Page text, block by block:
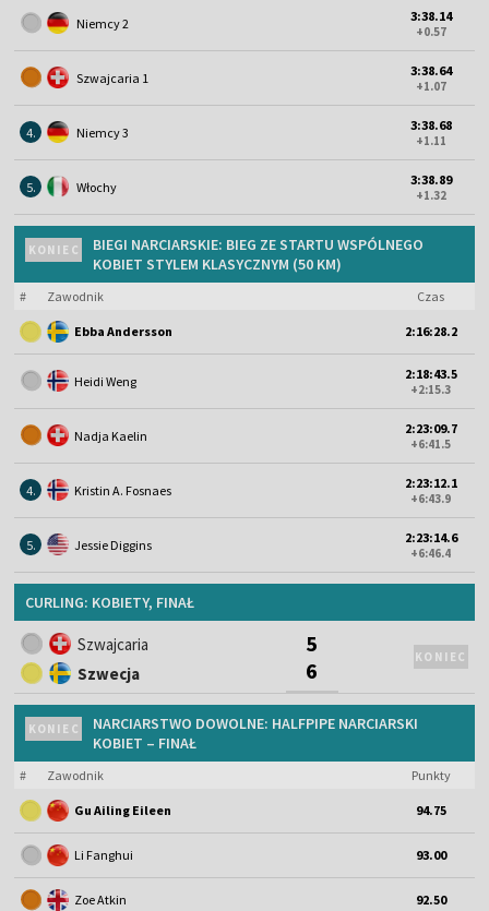
Niemcy 2 3:38.14
+0.57
Szwajcaria 1 3:38.64
+1.07
4. Niemcy 3 3:38.68
+1.11
5. Włochy 3:38.89
+1.32
KONIEC
BIEGI NARCIARSKIE: BIEG ZE STARTU WSPÓLNEGO
KOBIET STYLEM KLASYCZNYM (50 KM)
# Zawodnik Czas
Ebba Andersson 2:16:28.2
Heidi Weng 2:18:43.5
+2:15.3
Nadja Kaelin 2:23:09.7
+6:41.5
4. Kristin A. Fosnaes 2:23:12.1
+6:43.9
5. Jessie Diggins 2:23:14.6
+6:46.4
CURLING: KOBIETY, FINAŁ
Szwajcaria
Szwecja
5
6
KONIEC
KONIEC
NARCIARSTWO DOWOLNE: HALFPIPE NARCIARSKI
KOBIET – FINAŁ
# Zawodnik Punkty
Gu Ailing Eileen 94.75
Li Fanghui 93.00
Zoe Atkin 92.50